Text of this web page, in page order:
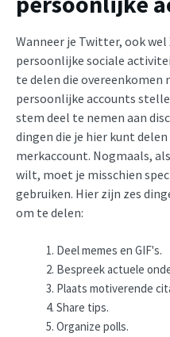
Wanneer je Twitter, ook
persoonlijke sociale
te delen die overeenkomen
persoonlijke accounts
stem deel te nemen aan
dingen die je hier kunt
merkaccount. Nogmaals,
wilt, moet je misschien
gebruiken. Hier zijn zes
om te delen:
Deel memes en GIF's.
Bespreek actuele
Plaats motiverende
Share tips.
Organize polls.